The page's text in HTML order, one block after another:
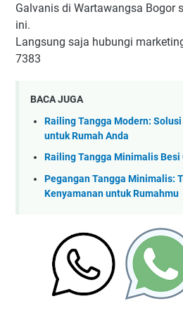
Galvanis di Wartawangsa Bogor
ini.
Langsung saja hubungi
7383
BACA JUGA
Railing Tangga Modern:
untuk Rumah Anda
Railing Tangga Minimalis Besi
Pegangan Tangga Minimalis:
Kenyamanan untuk Rumahmu